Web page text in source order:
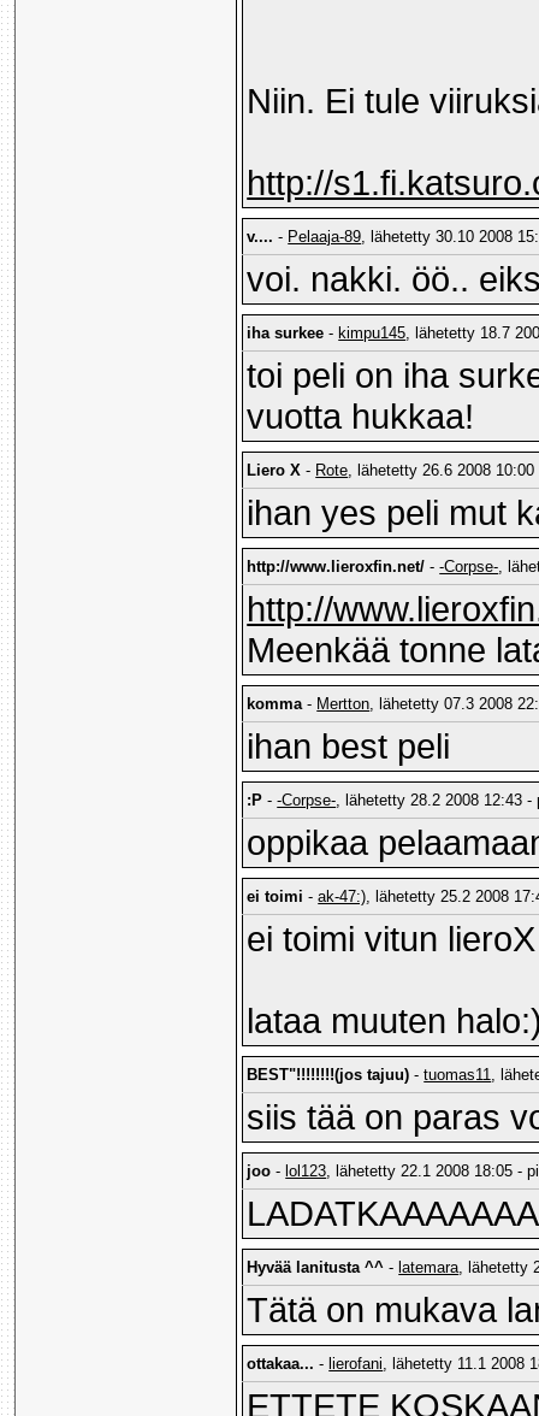
Niin. Ei tule
http://
v.... - Pelaaja-89, lähetetty 30.10 2008
voi. nakki. öö..
iha surkee - kimpu145, lähetetty 18.7
toi peli on iha
vuotta hukkaa!
Liero X - Rote, lähetetty 26.6 2008
ihan yes peli mut
http://www.lieroxfin.net/ --Corpse-,
http://
Meenkää tonne
komma- Mertton, lähetetty 07.3 2008
ihan best peli
:P --Corpse-, lähetetty 28.2 2008 12:43
oppikaa
ei toimi -ak-47:), lähetetty 25.2 2008
ei toimi vitun
lataa muuten
BEST"!!!!!!!!(jos tajuu) -tuomas11,
siis tää on paras
joo - lol123, lähetetty 22.1 2008 18:05 -
Hyvää lanitusta ^^ - latemara, lähetetty
Tätä on mukava
ottakaa... - lierofani, lähetetty 11.1 2008
ETTETE